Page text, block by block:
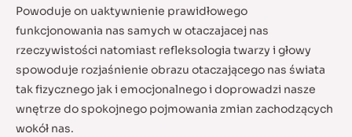
Powoduje on uaktywnienie prawidłowego
funkcjonowania nas samych w otaczajacej nas
rzeczywistości natomiast refleksologia twarzy i głowy
spowoduje rozjaśnienie obrazu otaczającego nas świata
tak fizycznego jak i emocjonalnego i doprowadzi nasze
wnętrze do spokojnego pojmowania zmian zachodzących
wokół nas.